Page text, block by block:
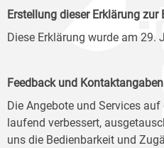
Erstellung dieser Erklärung zur
Diese Erklärung wurde am 29.
Feedback und Kontaktangaben
Die Angebote und Services
laufend verbessert,
uns die Bedienbarkeit und